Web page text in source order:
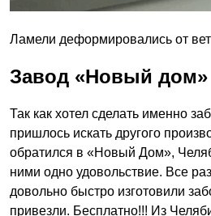
Ламели деформировались от
Завод «Новый дом»
Так как хотел сделать именно
пришлось искать другого
обратился в «Новый Дом»,
ними одно удовольствие. Все
довольно быстро изготовили
привезли. Бесплатно!!! Из